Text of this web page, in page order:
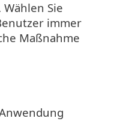
Sie
immer
Maßnahme